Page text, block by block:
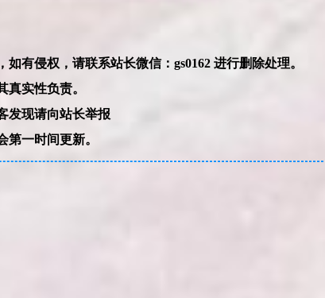
本网站的文章部分内容可能来源于网络，仅供大家学习与参考，如有侵权，请联系站长微信：gs0162 进行删除处理。
实性负责。
发现请向站长举报
一时间更新。